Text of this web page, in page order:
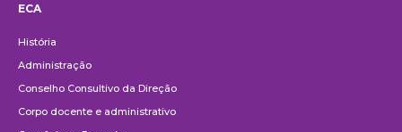
ECA
História
Administração
Conselho Consultivo da Direção
Corpo docente e administrativo